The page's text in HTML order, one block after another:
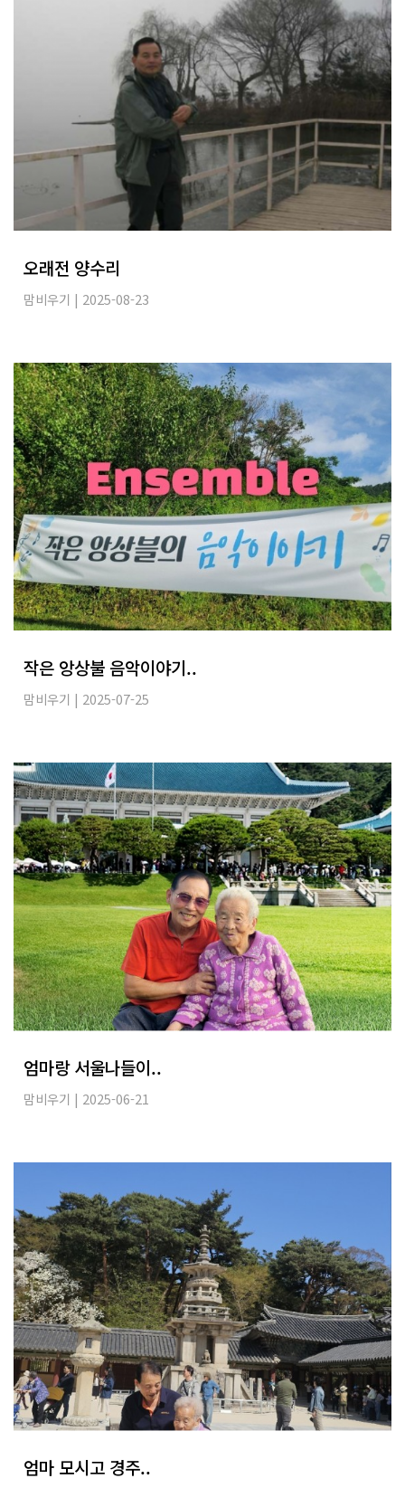
오래전 양수리
맘비우기 | 2025-08-23
작은 앙상불 음악이야기..
맘비우기 | 2025-07-25
엄마랑 서울나들이..
맘비우기 | 2025-06-21
엄마 모시고 경주..